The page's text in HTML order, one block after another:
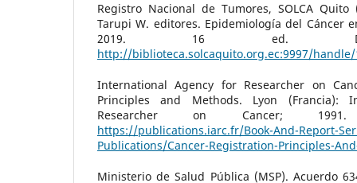
Registro Nacional de Tumores, SOLCA Quito
Tarupi W. editores. Epidemiología del Cáncer
2019. 16 ed.
http://biblioteca.solcaquito.org.ec:9997/handle/
International Agency for Researcher on
Principles and Methods. Lyon (Francia):
Researcher on Cancer;
https://publications.iarc.fr/Book-And-Report-
Publications/Cancer-Registration-Principles-
Ministerio de Salud Pública (MSP). Acuerdo